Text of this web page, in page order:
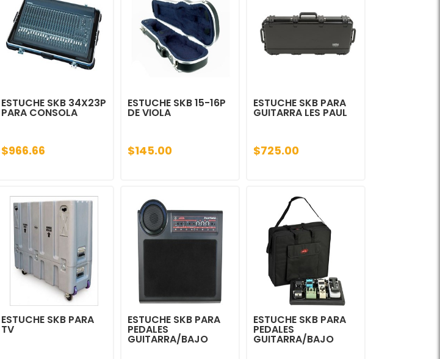
ESTUCHE SKB 34X23P
PARA CONSOLA
$966.66
ESTUCHE SKB 15-16P
DE VIOLA
$145.00
ESTUCHE SKB PARA
GUITARRA LES PAUL
$725.00
ESTUCHE SKB PARA
TV
ESTUCHE SKB PARA
PEDALES
GUITARRA/BAJO
ESTUCHE SKB PARA
PEDALES
GUITARRA/BAJO